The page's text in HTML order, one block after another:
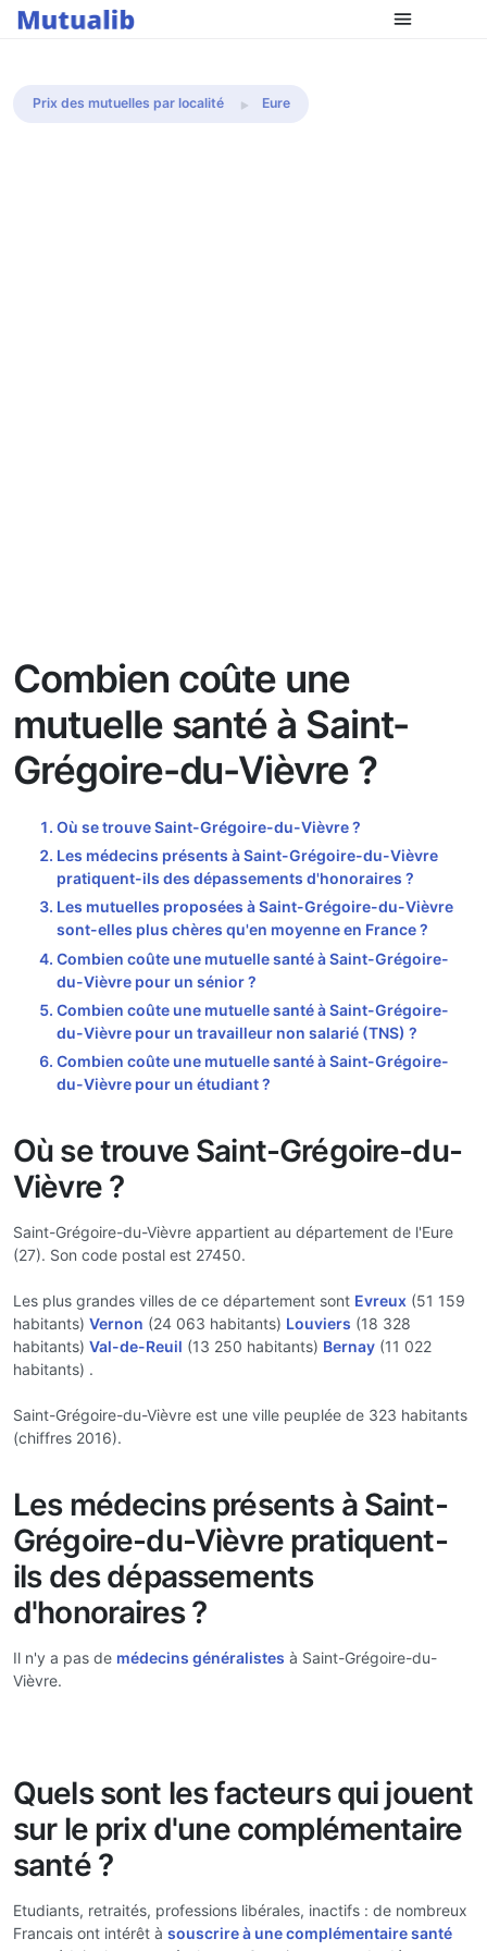
Comparer les mutuelles
Prix des mutuelles par localité Eure
Combien coûte une
mutuelle santé à Saint-
Grégoire-du-Vièvre ?
Où se trouve Saint-Grégoire-du-Vièvre ?
Les médecins présents à Saint-Grégoire-du-Vièvre
pratiquent-ils des dépassements d'honoraires ?
Les mutuelles proposées à Saint-Grégoire-du-Vièvre
sont-elles plus chères qu'en moyenne en France ?
Combien coûte une mutuelle santé à Saint-Grégoire-
du-Vièvre pour un sénior ?
Combien coûte une mutuelle santé à Saint-Grégoire-
du-Vièvre pour un travailleur non salarié (TNS) ?
Combien coûte une mutuelle santé à Saint-Grégoire-
du-Vièvre pour un étudiant ?
Où se trouve Saint-Grégoire-du-
Vièvre ?
Saint-Grégoire-du-Vièvre appartient au département de l'Eure
(27). Son code postal est 27450.
Les plus grandes villes de ce département sont Evreux (51 159
habitants) Vernon (24 063 habitants) Louviers (18 328
habitants) Val-de-Reuil (13 250 habitants) Bernay (11 022
habitants) .
Saint-Grégoire-du-Vièvre est une ville peuplée de 323 habitants
(chiffres 2016).
Les médecins présents à Saint-
Grégoire-du-Vièvre pratiquent-
ils des dépassements
d'honoraires ?
Il n'y a pas de médecins généralistes à Saint-Grégoire-du-
Vièvre.
Quels sont les facteurs qui jouent
sur le prix d'une complémentaire
santé ?
Etudiants, retraités, professions libérales, inactifs : de nombreux
Francais ont intérêt à souscrire à une complémentaire santé